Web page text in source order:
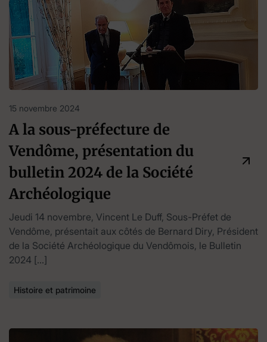
15 novembre 2024
A la sous-préfecture de
Vendôme, présentation du
bulletin 2024 de la Société
Archéologique
Jeudi 14 novembre, Vincent Le Duff, Sous-Préfet de
Vendôme, présentait aux côtés de Bernard Diry, Président
de la Société Archéologique du Vendômois, le Bulletin
2024 […]
Histoire et patrimoine